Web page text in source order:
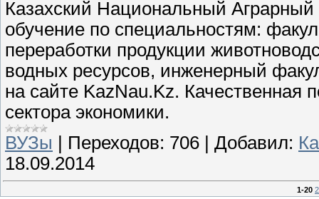
Казахский Национальный
обучение по специальностям:
переработки продукции
водных ресурсов, инженерный
на сайте KazNau.Kz. Качественная
сектора экономики.
ВУЗы
Переходов: 706 Добавил:
18.09.2014
1-20